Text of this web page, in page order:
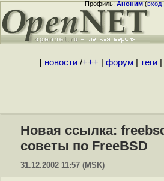
Профиль:Аноним(вход
[ новости/+++ форум| теги|
Новая ссылка:
советы по FreeBSD
31.12.2002 11:57 (MSK)